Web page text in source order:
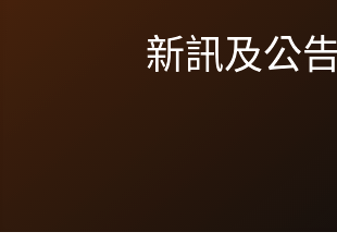
新訊及公